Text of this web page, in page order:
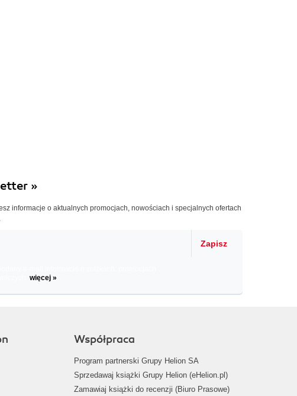
»
informacje o aktualnych promocjach, nowościach i specjalnych ofertach
Zapisz
więcej »
Współpraca
Program partnerski Grupy Helion SA
Sprzedawaj książki Grupy Helion (eHelion.pl)
Zamawiaj książki do recenzji (Biuro Prasowe)